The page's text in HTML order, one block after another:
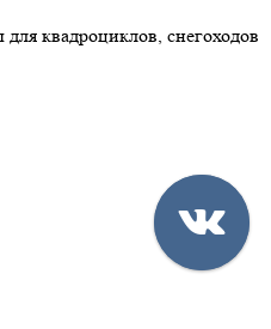
квадроциклов, снегоходов